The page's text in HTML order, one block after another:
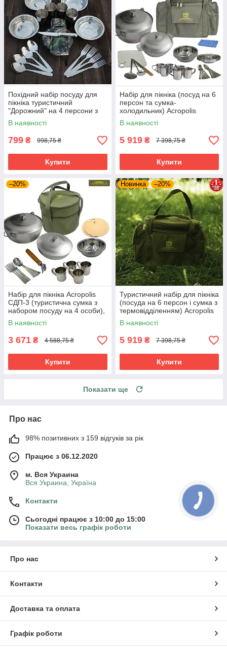
Похідний набір посуду для
пікніка туристичний
"Дорожний" на 4 персони з
харчової неіржавкої сталі +
сумка
В наявності
799 ₴ 998,75 ₴
Купити
Набір для пікніка (посуд на 6
персон та сумка-
холодильник) Acropolis
СДП-1, Термосумка з
посудом для туризму
В наявності
5 919 ₴ 7 398,75 ₴
Купити
–20%
Набір для пікніка Acropolis
СДП-3 (туристична сумка з
набором посуду на 4 особи),
Набір посуду в сумці
В наявності
3 671 ₴ 4 588,75 ₴
Купити
Новинка –20%
Туристичний набір для пікніка
(посуда на 6 персон і сумка з
термовідділенням) Acropolis
СДП-1
В наявності
5 919 ₴ 7 398,75 ₴
Купити
Показати ще
Про нас
98% позитивних з 159 відгуків за рік
Працює з 06.12.2020
м. Вся Украина
Вся Украина, Україна
Контакти
Сьогодні працює з 10:00 до 15:00
Показати весь графік роботи
Про нас
Контакти
Доставка та оплата
Графік роботи